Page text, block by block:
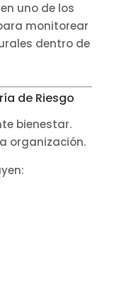
uno de los
monitorear
dentro de
de Riesgo
bienestar.
organización.